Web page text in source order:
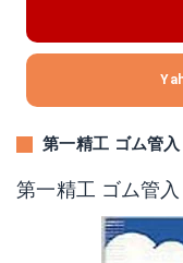
第一精工 ゴム管
第一精工 ゴム管